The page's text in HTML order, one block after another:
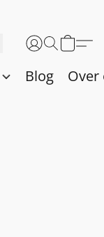
Blog Over